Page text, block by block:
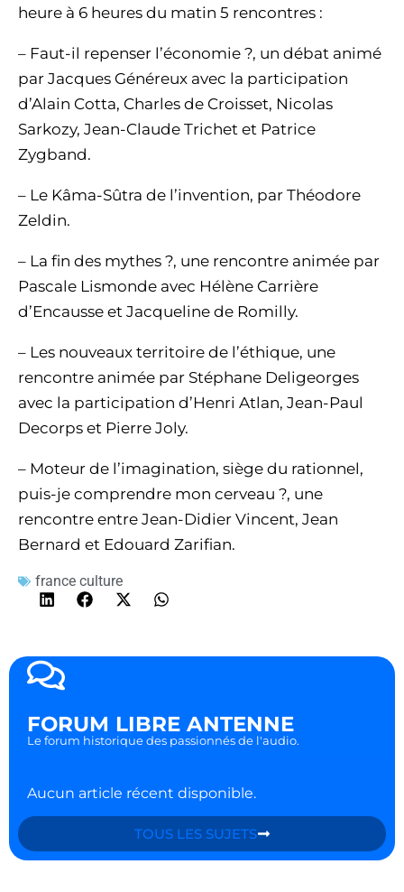
heure à 6 heures du matin 5 rencontres :
– Faut-il repenser l’économie ?, un débat animé
par Jacques Généreux avec la participation
d’Alain Cotta, Charles de Croisset, Nicolas
Sarkozy, Jean-Claude Trichet et Patrice
Zygband.
– Le Kâma-Sûtra de l’invention, par Théodore
Zeldin.
– La fin des mythes ?, une rencontre animée par
Pascale Lismonde avec Hélène Carrière
d’Encausse et Jacqueline de Romilly.
– Les nouveaux territoire de l’éthique, une
rencontre animée par Stéphane Deligeorges
avec la participation d’Henri Atlan, Jean-Paul
Decorps et Pierre Joly.
– Moteur de l’imagination, siège du rationnel,
puis-je comprendre mon cerveau ?, une
rencontre entre Jean-Didier Vincent, Jean
Bernard et Edouard Zarifian.
france culture
FORUM LIBRE ANTENNE
Le forum historique des passionnés de l'audio.
Aucun article récent disponible.
TOUS LES SUJETS